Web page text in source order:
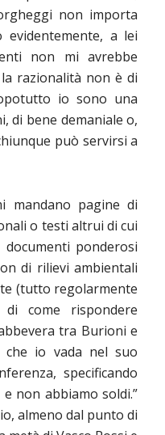
non importa
a lei
non mi avrebbe
razionalità non è di
io sono una
di bene demaniale o,
può servirsi a
mandano pagine di
o testi altrui di cui
ponderosi
di rilievi ambientali
(tutto regolarmente
come rispondere
tra Burioni e
che io vada nel suo
specificando
non abbiamo soldi.”
almeno dal punto di